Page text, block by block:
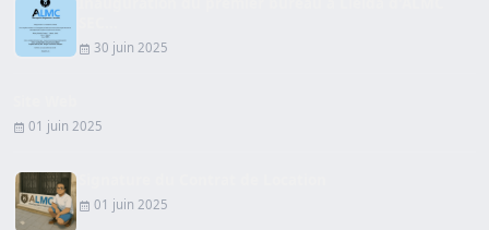
30 juin 2025
01 juin 2025
01 juin 2025